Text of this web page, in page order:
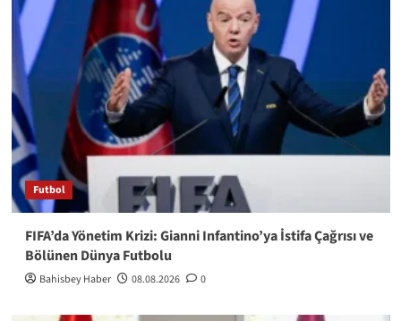
Futbol
FIFA’da Yönetim Krizi: Gianni Infantino’ya İstifa Çağrısı ve
Bölünen Dünya Futbolu
Bahisbey Haber 08.08.2026 0